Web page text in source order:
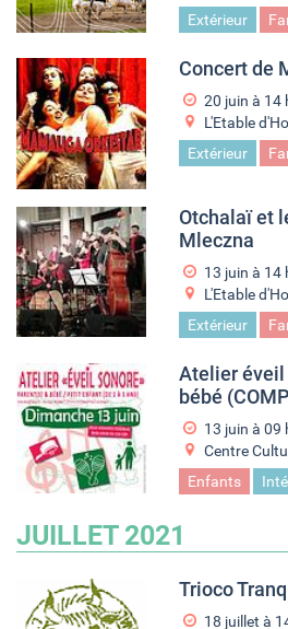
Extérieur
Concert de
20 juin à 14
L'Etable
Extérieur
Otchalaï et
Mleczna
13 juin à 14
L'Etable
Extérieur
Atelier éveil
bébé
13 juin à 09
Centre
Enfants
JUILLET 2021
Trioco
18 juillet à